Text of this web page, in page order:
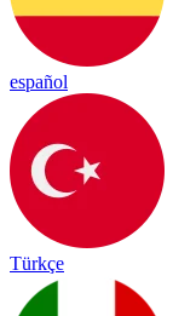
español
Türkçe